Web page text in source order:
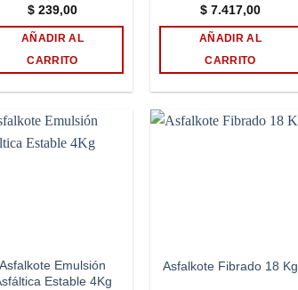
$ 239,00
AÑADIR AL
CARRITO
$ 7.417,00
AÑADIR AL
CARRITO
Asfalkote Emulsión
Estable 4Kg
Asfalkote Fibrado 18 Kg